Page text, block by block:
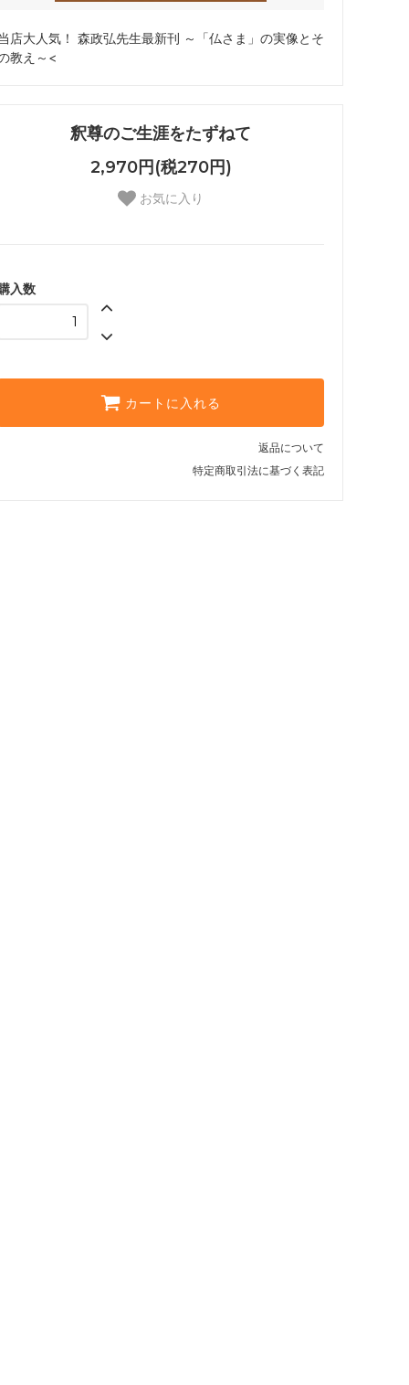
店大人気！ 森政弘先生最新刊 ～「仏さま」の実像とそ
教え～<
釈尊のご生涯をたずねて
2,970円(税270円)
お気に入り
入数
カートに入れる
返品について
特定商取引法に基づく表記